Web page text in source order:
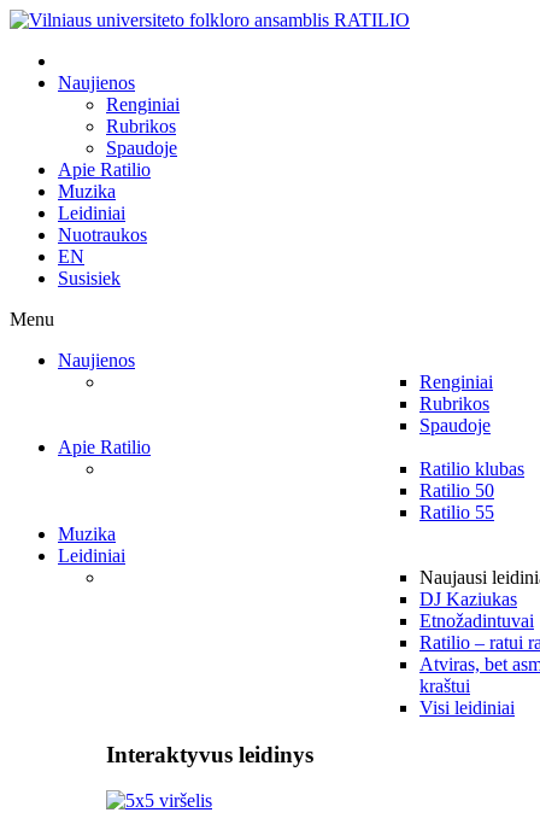
Naujienos
Renginiai
Rubrikos
Spaudoje
Apie Ratilio
Muzika
Leidiniai
Nuotraukos
EN
Susisiek
Menu
Naujienos
Renginiai
Rubrikos
Spaudoje
Apie Ratilio
Ratilio klubas
Ratilio 50
Ratilio 55
Muzika
Leidiniai
Naujausi
DJ Kaziukas
Etnožadintuvai
Ratilio – ratui
Atviras, bet
kraštui
Visi leidiniai
Interaktyvus leidinys